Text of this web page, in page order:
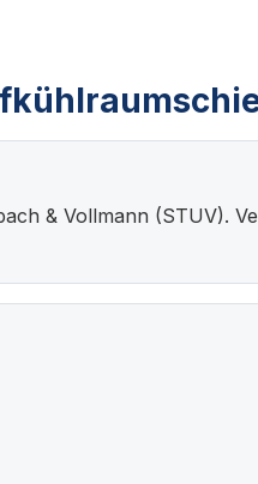
& Vollmann (STUV).